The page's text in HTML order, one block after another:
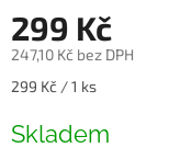
299 Kč
247,10 Kč bez DPH
Měrná
299 Kč / 1 ks
Skladem